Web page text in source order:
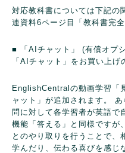
対応教科書については下記の
連資料6ページ目「教科書完
■ 「AIチャット」 (有償オプ
「AIチャット」をお買い上げ
EnglishCentralの動画学習「
ャット」が追加されます。
あ
問に対して各学習者が英語で
機能「答える」と同様ですが
とのやり取りを行うことで、
学んだり、伝わる喜びを感じ